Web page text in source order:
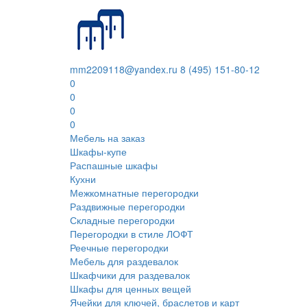
mm2209118@yandex.ru 8 (495) 151-80-12
0
0
0
0
Мебель на заказ
Шкафы-купе
Распашные шкафы
Кухни
Межкомнатные перегородки
Раздвижные перегородки
Складные перегородки
Перегородки в стиле ЛОФТ
Реечные перегородки
Мебель для раздевалок
Шкафчики для раздевалок
Шкафы для ценных вещей
Ячейки для ключей, браслетов и карт